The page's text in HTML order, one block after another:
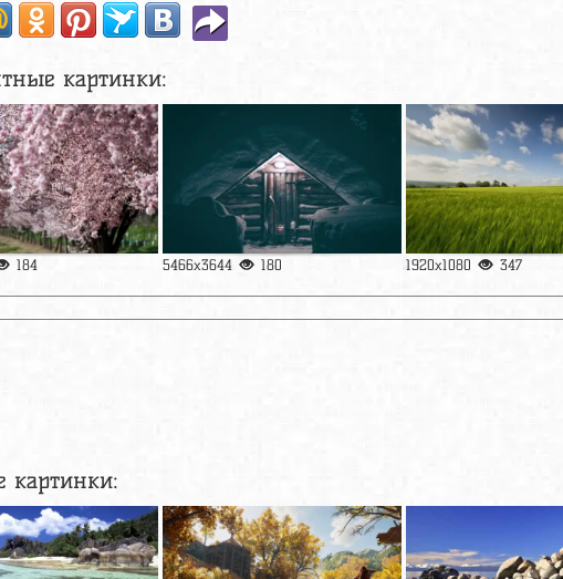
картинки:
184 5466x3644 180 1920x1080 347
картинки: